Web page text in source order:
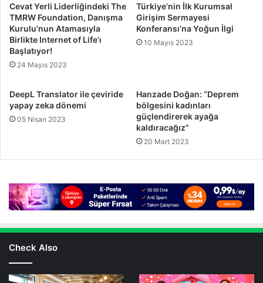
Cevat Yerli Liderliğindeki The
TMRW Foundation, Danışma
Kurulu’nun Atamasıyla
Birlikte Internet of Life’ı
Başlatıyor!
24 Mayıs 2023
Türkiye’nin İlk Kurumsal
Girişim Sermayesi
Konferansı’na Yoğun İlgi
10 Mayıs 2023
DeepL Translator ile çeviride
yapay zeka dönemi
05 Nisan 2023
Hanzade Doğan: “Deprem
bölgesini kadınları
güçlendirerek ayağa
kaldıracağız”
20 Mart 2023
Check Also